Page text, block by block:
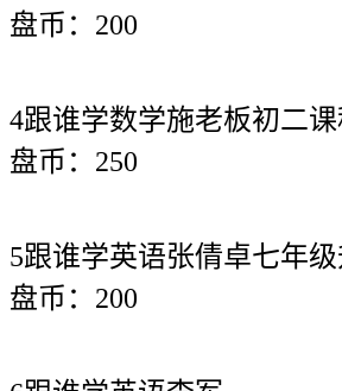
盘币：200
4跟谁学数学施老板初二课
盘币：250
5跟谁学英语张倩卓七年
盘币：200